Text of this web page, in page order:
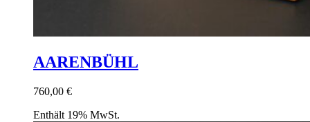
AARENBÜHL
760,00 €
Enthält 19% MwSt.